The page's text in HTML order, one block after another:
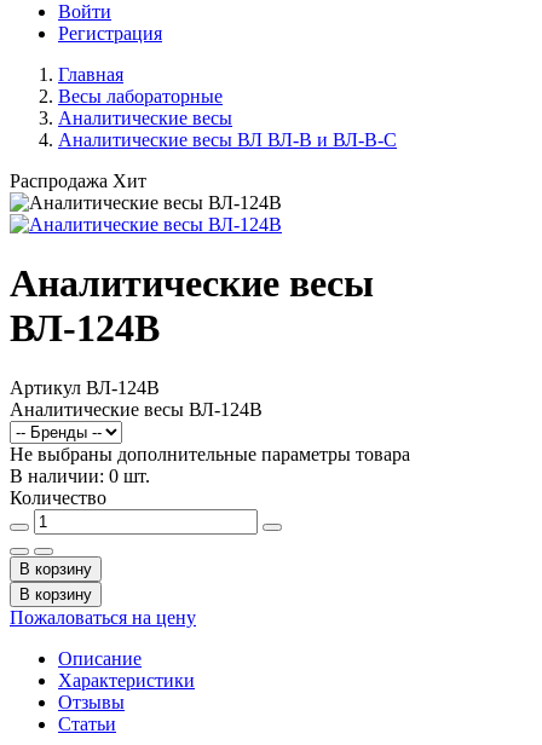
Войти
Регистрация
Главная
Весы лабораторные
Аналитические весы
Аналитические весы ВЛ ВЛ-В и ВЛ-В-С
Распродажа Хит
Аналитические весы
ВЛ-124В
Артикул ВЛ-124В
Аналитические весы ВЛ-124В
Не выбраны дополнительные параметры товара
В наличии: 0 шт.
Количество
В корзину
В корзину
Пожаловаться на цену
Описание
Характеристики
Отзывы
Статьи